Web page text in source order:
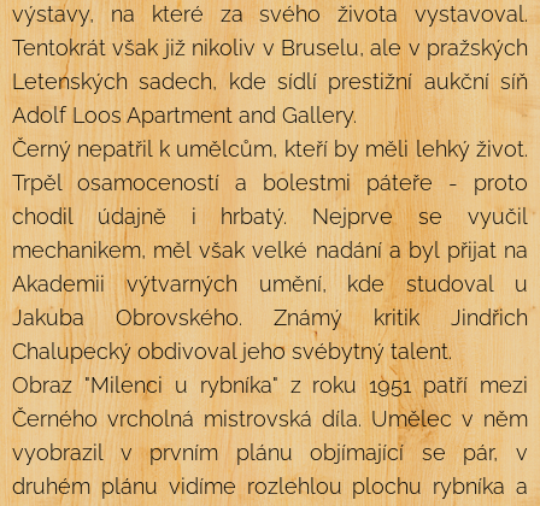
výstavy, na které za svého života vystavoval.
Tentokrát však již nikoliv v Bruselu, ale v pražských
Letenských sadech, kde sídlí prestižní aukční síň
Adolf Loos Apartment and Gallery.
Černý nepatřil k umělcům, kteří by měli lehký život.
Trpěl osamoceností a bolestmi páteře - proto
chodil údajně i hrbatý. Nejprve se vyučil
mechanikem, měl však velké nadání a byl přijat na
Akademii výtvarných umění, kde studoval u
Jakuba Obrovského. Známý kritik Jindřich
Chalupecký obdivoval jeho svébytný talent.
Obraz "Milenci u rybníka" z roku 1951 patří mezi
Černého vrcholná mistrovská díla. Umělec v něm
vyobrazil v prvním plánu objímající se pár, v
druhém plánu vidíme rozlehlou plochu rybníka a